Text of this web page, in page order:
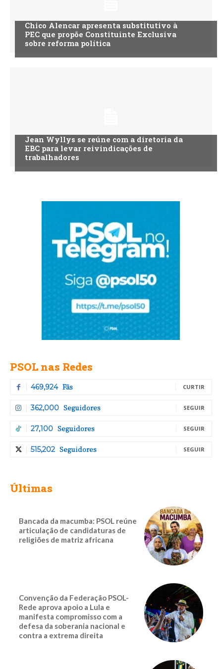
Chico Alencar apresenta substitutivo à
PEC que propõe Constituinte Exclusiva
sobre reforma política
Jean Wyllys se reúne com a diretoria da
EBC para levar reivindicações de
trabalhadores
PSOL nas Redes
469,924 Fãs CURTIR
362,000 Seguidores SEGUIR
27,100 Seguidores SEGUIR
515,202 Seguidores SEGUIR
Últimas
Bancada da macumba: PSOL reúne
articulação de candidaturas de
religiões de matriz africana
Convenção da Federação PSOL-
Rede aprova apoio a Lula e
manifesta compromisso com a
defesa da soberania nacional e
contra a extrema direita